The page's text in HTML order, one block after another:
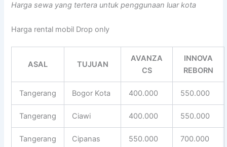
Harga sewa yang tertera untuk penggunaan luar kota
Harga rental mobil Drop only
ASAL TUJUAN
AVANZA
CS
INNOVA
REBORN
Tangerang Bogor Kota 400.000 550.000
Tangerang Ciawi 400.000 550.000
Tangerang Cipanas 550.000 700.000